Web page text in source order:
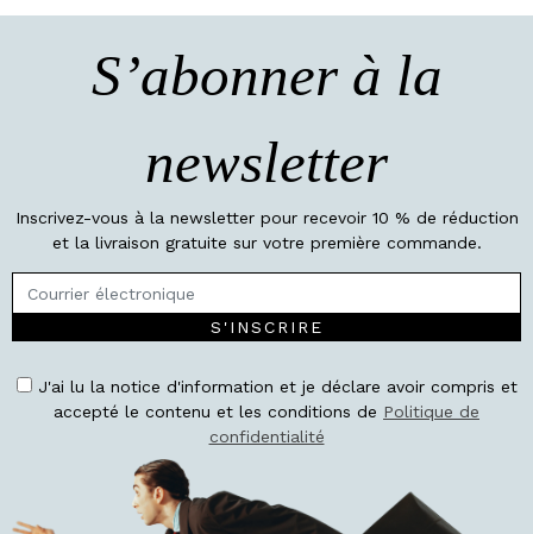
S’abonner à la
newsletter
Inscrivez-vous à la newsletter pour recevoir 10 % de réduction
et la livraison gratuite sur votre première commande.
S'INSCRIRE
J'ai lu la notice d'information et je déclare avoir compris et
accepté le contenu et les conditions de Politique de
confidentialité